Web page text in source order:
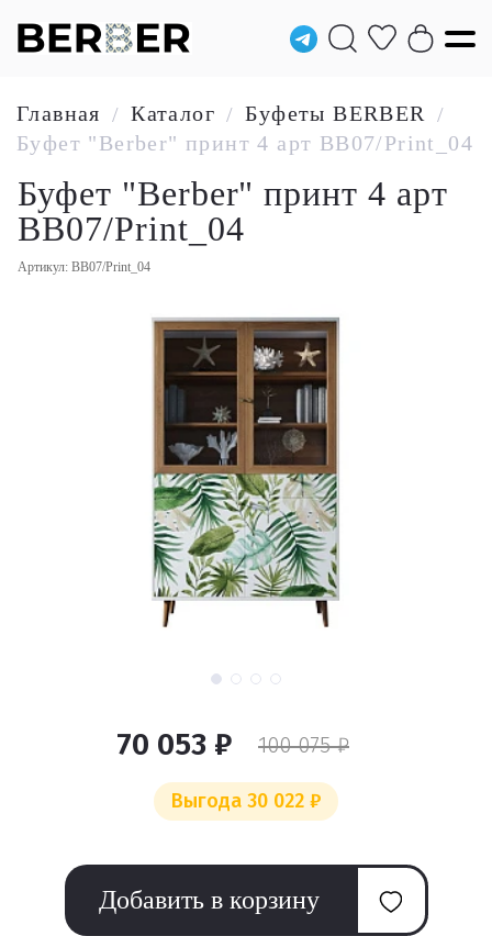
Главная / Каталог / Буфеты BERBER /
Буфет "Berber" принт 4 арт BB07/Print_04
Буфет "Berber" принт 4 арт
BB07/Print_04
Артикул: BB07/Print_04
70 053 ₽ 100 075 ₽
Выгода 30 022 ₽
Добавить в корзину